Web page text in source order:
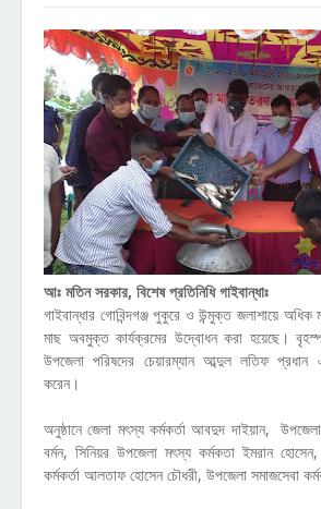
আঃ মতিন সরকার, বিশেষ প্রতিনিধি গাইবান্ধাঃ
গাইবান্ধার গোবিন্দগঞ্জ পুকুরে ও উন্মুক্ত জলাশায়ে অধিক
মাছ অবমুক্ত কার্যক্রমের উদ্বোধন করা হয়েছে।
উপজেলা পরিষদের চেয়ারম্যান আব্দুল লতিফ প্রধান
করেন।
অনুষ্ঠানে জেলা মৎস্য কর্মকর্তা আবদুদ দাইয়ান, উপজেলা
বর্মন, সিনিয়র উপজেলা মৎস্য কর্মকতা ইমরান
কর্মকর্তা আলতাফ হোসেন চৌধরী, উপজেলা সমাজসেবা